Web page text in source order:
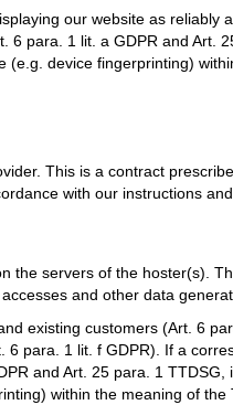
our website as reliably
para. 1 lit. a GDPR and Art.
device fingerprinting)
This is a contract
with our instructions
the servers of the hoster(s).
and other data
existing customers (Art. 6
para. 1 lit. f GDPR). If a
and Art. 25 para. 1
within the meaning of